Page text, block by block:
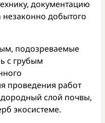
документацию
добытого
подозреваемые
с грубым
проведения работ
слой почвы,
экосистеме.